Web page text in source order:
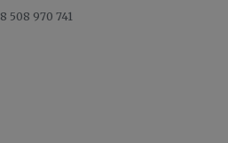
508 970 741